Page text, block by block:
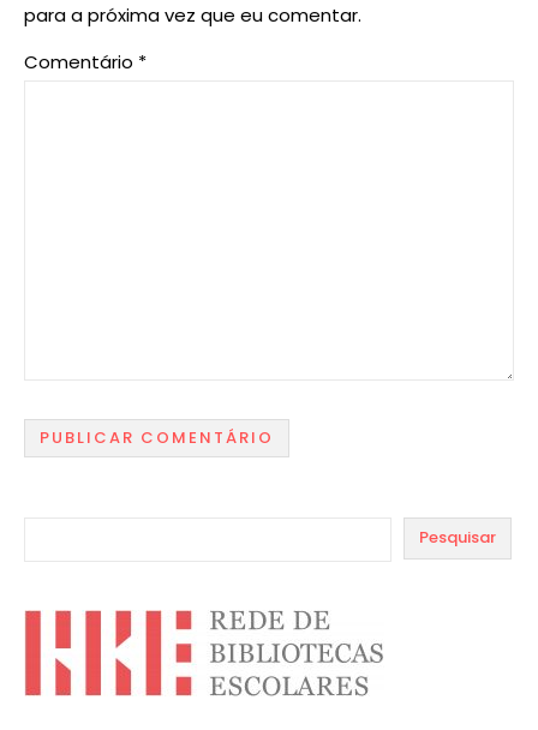
para a próxima vez que eu comentar.
Comentário *
Pesquisar